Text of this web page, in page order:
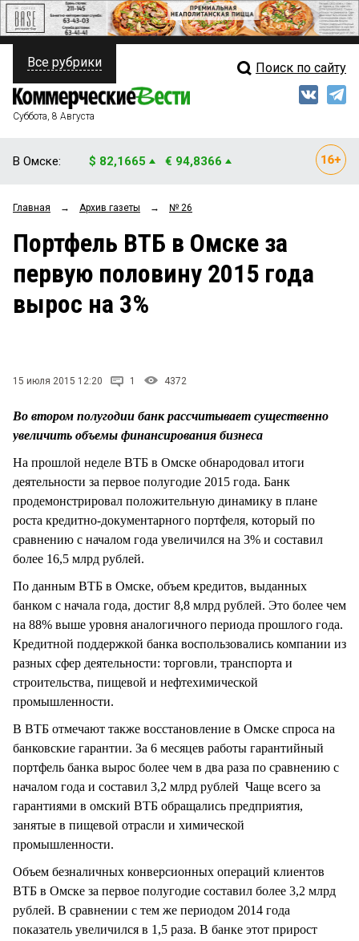
ПОЛИТИКА
ФИНАНСЫ
ОБЩЕСТВО
ЗАКОН
НОВОСТИ КОМПАНИЙ
Свежий выпуск
Рейтинги
Блоги
Все рубрики Поиск по сайту
Суббота, 8 Августа
В Омске: $ 82,1665 € 94,8366
Главная → Архив газеты → № 26
Портфель ВТБ в Омске за
первую половину 2015 года
вырос на 3%
15 июля 2015 12:20 1 4372
Во втором полугодии банк рассчитывает существенно
увеличить объемы финансирования бизнеса
На прошлой неделе ВТБ в Омске обнародовал итоги
деятельности за первое полугодие 2015 года. Банк
продемонстрировал положительную динамику в плане
роста кредитно-документарного портфеля, который по
сравнению с началом года увеличился на 3% и составил
более 16,5 млрд рублей.
По данным ВТБ в Омске, объем кредитов, выданных
банком с начала года, достиг 8,8 млрд рублей. Это более чем
на 88% выше уровня аналогичного периода прошлого года.
Кредитной поддержкой банка воспользовались компании из
разных сфер деятельности: торговли, транспорта и
строительства, пищевой и нефтехимической
промышленности.
В ВТБ отмечают также восстановление в Омске спроса на
банковские гарантии. За 6 месяцев работы гарантийный
портфель банка вырос более чем в два раза по сравнению с
началом года и составил 3,2 млрд рублей Чаще всего за
гарантиями в омский ВТБ обращались предприятия,
занятые в пищевой отрасли и химической
промышленности.
Объем безналичных конверсионных операций клиентов
ВТБ в Омске за первое полугодие составил более 3,2 млрд
рублей. В сравнении с тем же периодом 2014 года
показатель увеличился в 1,5 раза. В банке этот прирост